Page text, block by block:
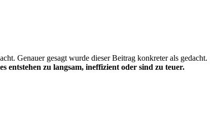
Genauer gesagt wurde dieser Beitrag konkreter als gedacht.
entstehen zu langsam, ineffizient oder sind zu teuer.